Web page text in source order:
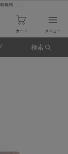
料無料 -
検索